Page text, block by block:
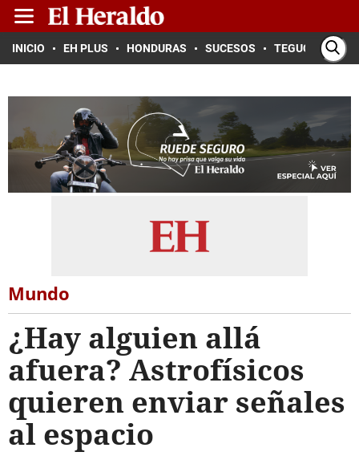
INICIO EH PLUS HONDURAS SUCESOS TEGUCIGALPA
Mundo
¿Hay alguien allá
afuera? Astrofísicos
quieren enviar señales
al espacio